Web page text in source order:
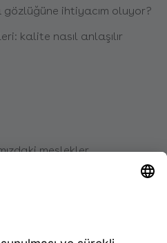
gözlüğüne ihtiyacım oluyor?
kalite nasıl anlaşılır
meslekler